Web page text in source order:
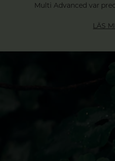
Multi Advanced var
LÄS